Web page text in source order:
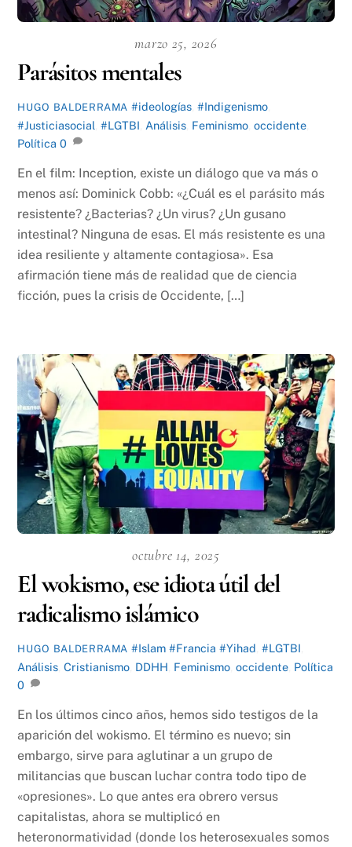
marzo 25, 2026
Parásitos mentales
HUGO BALDERRAMA #ideologías ,#Indigenismo
#Justiciasocial ,#LGTBI Análisis Feminismo ,occidente
Política 0
En el film: Inception, existe un diálogo que va más o
menos así: Dominick Cobb: «¿Cuál es el parásito más
resistente? ¿Bacterias? ¿Un virus? ¿Un gusano
intestinal? Ninguna de esas. El más resistente es una
idea resiliente y altamente contagiosa». Esa
afirmación tiene más de realidad que de ciencia
ficción, pues la crisis de Occidente, […]
octubre 14, 2025
El wokismo, ese idiota útil del
radicalismo islámico
HUGO BALDERRAMA #Islam #Francia #Yihad ,#LGTBI
Análisis ,Cristianismo DDHH Feminismo ,occidente Política
0
En los últimos cinco años, hemos sido testigos de la
aparición del wokismo. El término es nuevo; sin
embargo, sirve para aglutinar a un grupo de
militancias que buscan luchar contra todo tipo de
«opresiones». Lo que antes era obrero versus
capitalistas, ahora se multiplicó en
heteronormatividad (donde los heterosexuales somos